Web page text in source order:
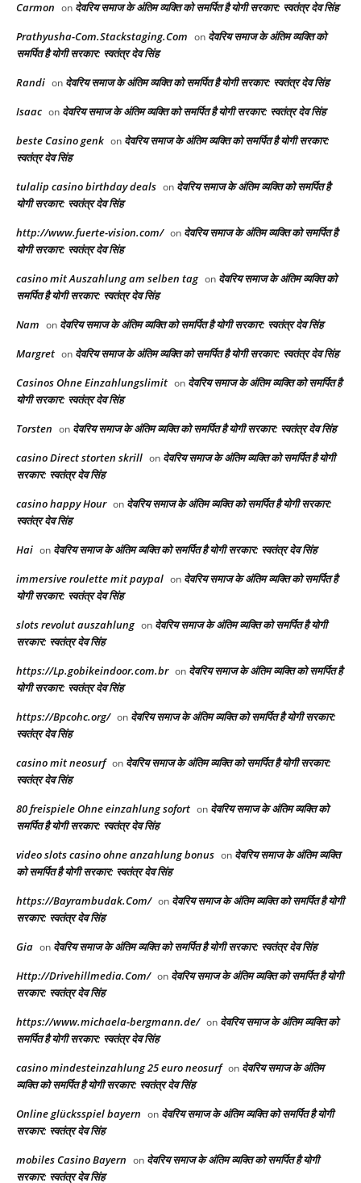
Carmon on देवरिय समाज के अंतिम व्यक्ति को समर्पित है योगी सरकार: स्वतंत्र देव सिंह
Prathyusha-Com.Stackstaging.Com on देवरिय समाज के अंतिम व्यक्ति को
समर्पित है योगी सरकार: स्वतंत्र देव सिंह
Randi on देवरिय समाज के अंतिम व्यक्ति को समर्पित है योगी सरकार: स्वतंत्र देव सिंह
Isaac on देवरिय समाज के अंतिम व्यक्ति को समर्पित है योगी सरकार: स्वतंत्र देव सिंह
beste Casino genk on देवरिय समाज के अंतिम व्यक्ति को समर्पित है योगी सरकार:
स्वतंत्र देव सिंह
tulalip casino birthday deals on देवरिय समाज के अंतिम व्यक्ति को समर्पित है
योगी सरकार: स्वतंत्र देव सिंह
http://www.fuerte-vision.com/ on देवरिय समाज के अंतिम व्यक्ति को समर्पित है
योगी सरकार: स्वतंत्र देव सिंह
casino mit Auszahlung am selben tag on देवरिय समाज के अंतिम व्यक्ति को
समर्पित है योगी सरकार: स्वतंत्र देव सिंह
Nam on देवरिय समाज के अंतिम व्यक्ति को समर्पित है योगी सरकार: स्वतंत्र देव सिंह
Margret on देवरिय समाज के अंतिम व्यक्ति को समर्पित है योगी सरकार: स्वतंत्र देव सिंह
Casinos Ohne Einzahlungslimit on देवरिय समाज के अंतिम व्यक्ति को समर्पित है
योगी सरकार: स्वतंत्र देव सिंह
Torsten on देवरिय समाज के अंतिम व्यक्ति को समर्पित है योगी सरकार: स्वतंत्र देव सिंह
casino Direct storten skrill on देवरिय समाज के अंतिम व्यक्ति को समर्पित है योगी
सरकार: स्वतंत्र देव सिंह
casino happy Hour on देवरिय समाज के अंतिम व्यक्ति को समर्पित है योगी सरकार:
स्वतंत्र देव सिंह
Hai on देवरिय समाज के अंतिम व्यक्ति को समर्पित है योगी सरकार: स्वतंत्र देव सिंह
immersive roulette mit paypal on देवरिय समाज के अंतिम व्यक्ति को समर्पित है
योगी सरकार: स्वतंत्र देव सिंह
slots revolut auszahlung on देवरिय समाज के अंतिम व्यक्ति को समर्पित है योगी
सरकार: स्वतंत्र देव सिंह
https://Lp.gobikeindoor.com.br on देवरिय समाज के अंतिम व्यक्ति को समर्पित है
योगी सरकार: स्वतंत्र देव सिंह
https://Bpcohc.org/ on देवरिय समाज के अंतिम व्यक्ति को समर्पित है योगी सरकार:
स्वतंत्र देव सिंह
casino mit neosurf on देवरिय समाज के अंतिम व्यक्ति को समर्पित है योगी सरकार:
स्वतंत्र देव सिंह
80 freispiele Ohne einzahlung sofort on देवरिय समाज के अंतिम व्यक्ति को
समर्पित है योगी सरकार: स्वतंत्र देव सिंह
video slots casino ohne anzahlung bonus on देवरिय समाज के अंतिम व्यक्ति
को समर्पित है योगी सरकार: स्वतंत्र देव सिंह
https://Bayrambudak.Com/ on देवरिय समाज के अंतिम व्यक्ति को समर्पित है योगी
सरकार: स्वतंत्र देव सिंह
Gia on देवरिय समाज के अंतिम व्यक्ति को समर्पित है योगी सरकार: स्वतंत्र देव सिंह
Http://Drivehillmedia.Com/ on देवरिय समाज के अंतिम व्यक्ति को समर्पित है योगी
सरकार: स्वतंत्र देव सिंह
https://www.michaela-bergmann.de/ on देवरिय समाज के अंतिम व्यक्ति को
समर्पित है योगी सरकार: स्वतंत्र देव सिंह
casino mindesteinzahlung 25 euro neosurf on देवरिय समाज के अंतिम
व्यक्ति को समर्पित है योगी सरकार: स्वतंत्र देव सिंह
Online glücksspiel bayern on देवरिय समाज के अंतिम व्यक्ति को समर्पित है योगी
सरकार: स्वतंत्र देव सिंह
mobiles Casino Bayern on देवरिय समाज के अंतिम व्यक्ति को समर्पित है योगी
सरकार: स्वतंत्र देव सिंह